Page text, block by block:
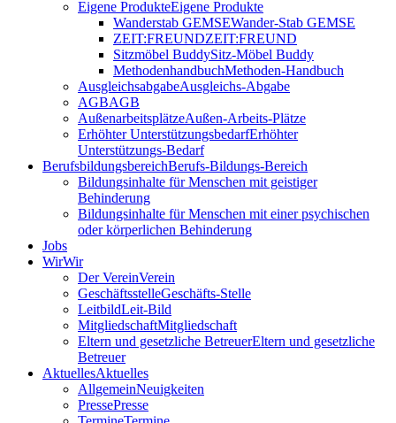
Eigene ProdukteEigene Produkte
Wanderstab GEMSEWander-Stab GEMSE
ZEIT:FREUNDZEIT:FREUND
Sitzmöbel BuddySitz-Möbel Buddy
MethodenhandbuchMethoden-Handbuch
AusgleichsabgabeAusgleichs-Abgabe
AGBAGB
AußenarbeitsplätzeAußen-Arbeits-Plätze
Erhöhter UnterstützungsbedarfErhöhter
Unterstützungs-Bedarf
BerufsbildungsbereichBerufs-Bildungs-Bereich
Bildungsinhalte für Menschen mit geistiger
Behinderung
Bildungsinhalte für Menschen mit einer psychischen
oder körperlichen Behinderung
Jobs
WirWir
Der VereinVerein
GeschäftsstelleGeschäfts-Stelle
LeitbildLeit-Bild
MitgliedschaftMitgliedschaft
Eltern und gesetzliche BetreuerEltern und gesetzliche
Betreuer
AktuellesAktuelles
AllgemeinNeuigkeiten
PressePresse